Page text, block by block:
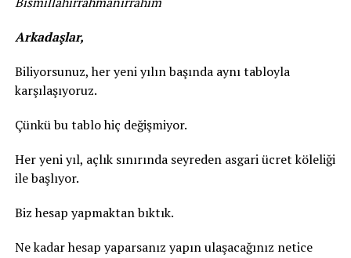
Arkadaşlar,
Biliyorsunuz, her yeni yılın başında aynı tabloyla
karşılaşıyoruz.
Çünkü bu tablo hiç değişmiyor.
Her yeni yıl, açlık sınırında seyreden asgari ücret köleliği
ile başlıyor.
Biz hesap yapmaktan bıktık.
Ne kadar hesap yaparsanız yapın ulaşacağınız netice